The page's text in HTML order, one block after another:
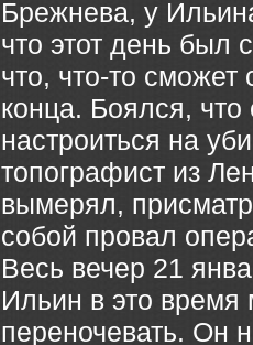
Брежнева, у
что этот день
что, что-то
конца. Боялся,
настроиться на
топографист из
вымерял,
собой провал
Весь вечер 21
Ильин в это
переночевать. Он